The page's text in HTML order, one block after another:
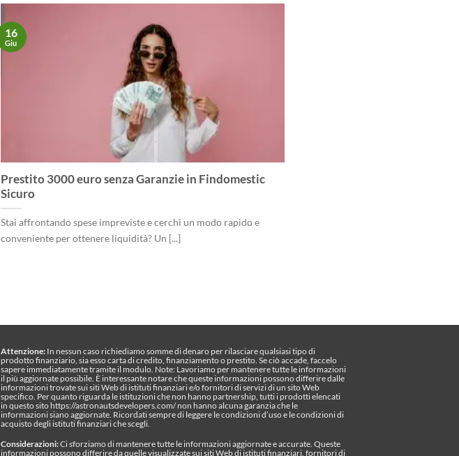
Prestito 3000 euro senza Garanzie in Findomestic
Sicuro
Stai affrontando spese impreviste e cerchi un modo rapido e
conveniente per ottenere liquidità? Un [...]
16
Giu
Attenzione: In nessun caso richiediamo somme di denaro per rilasciare qualsiasi tipo di
prodotto finanziario, sia esso carta di credito, finanziamento o prestito. Se ciò accade, faccelo
sapere immediatamente tramite il modulo. Note: Lavoriamo per mantenere tutte le informazioni
il più aggiornate possibile. È interessante notare che queste informazioni possono differire dalle
informazioni trovate sui siti Web di istituti finanziari e/o fornitori di servizi di un sito Web
specifico. Per quanto riguarda le istituzioni che non hanno partnership, tutti i prodotti elencati
in questo sito https://astronautsdevelopers.com/ non hanno alcuna garanzia che le
informazioni siano aggiornate. Ricordati sempre di leggere le condizioni d’uso e le condizioni di
acquisto degli istituti finanziari che scegli.
Considerazioni:Ci sforziamo di mantenere tutte le informazioni aggiornate e accurate. Queste
informazioni possono differire da quelle visualizzate sui siti Web di istituti finanziari, fornitori di